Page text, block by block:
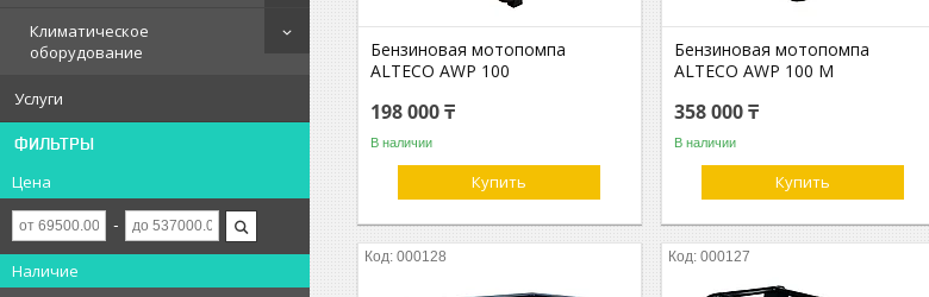
Климатическое
оборудование
Услуги
ФИЛЬТРЫ
Цена
Наличие
Бензиновая мотопомпа
ALTECO AWP 100
198 000 ₸
В наличии
Купить
Бензиновая мотопомпа
ALTECO AWP 100 M
358 000 ₸
В наличии
Купить
000128 000127